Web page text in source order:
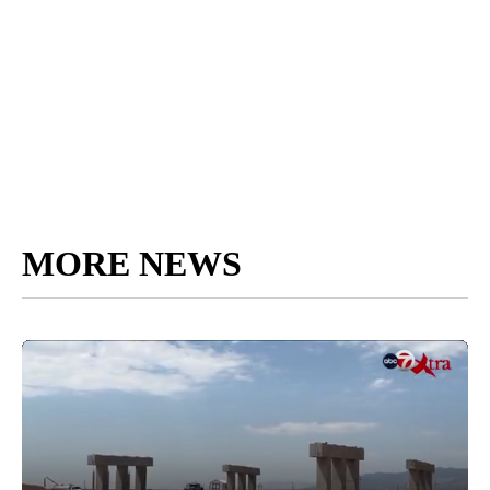
MORE NEWS